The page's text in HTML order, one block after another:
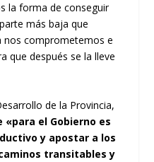
la forma de conseguir
más baja que
nos comprometemos e
que después se la lleve
de la Provincia,
el Gobierno es
y apostar a los
transitables y